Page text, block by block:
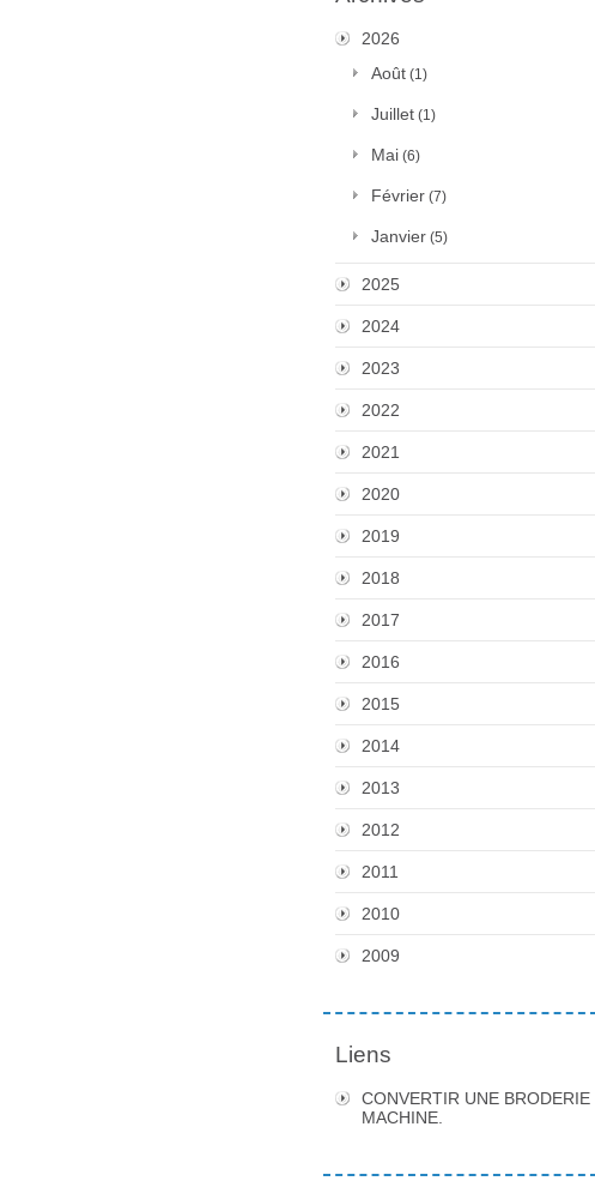
2026
Août (1)
Juillet (1)
Mai (6)
Février (7)
Janvier (5)
2025
2024
2023
2022
2021
2020
2019
2018
2017
2016
2015
2014
2013
2012
2011
2010
2009
Liens
CONVERTIR UNE BRODERIE
MACHINE.